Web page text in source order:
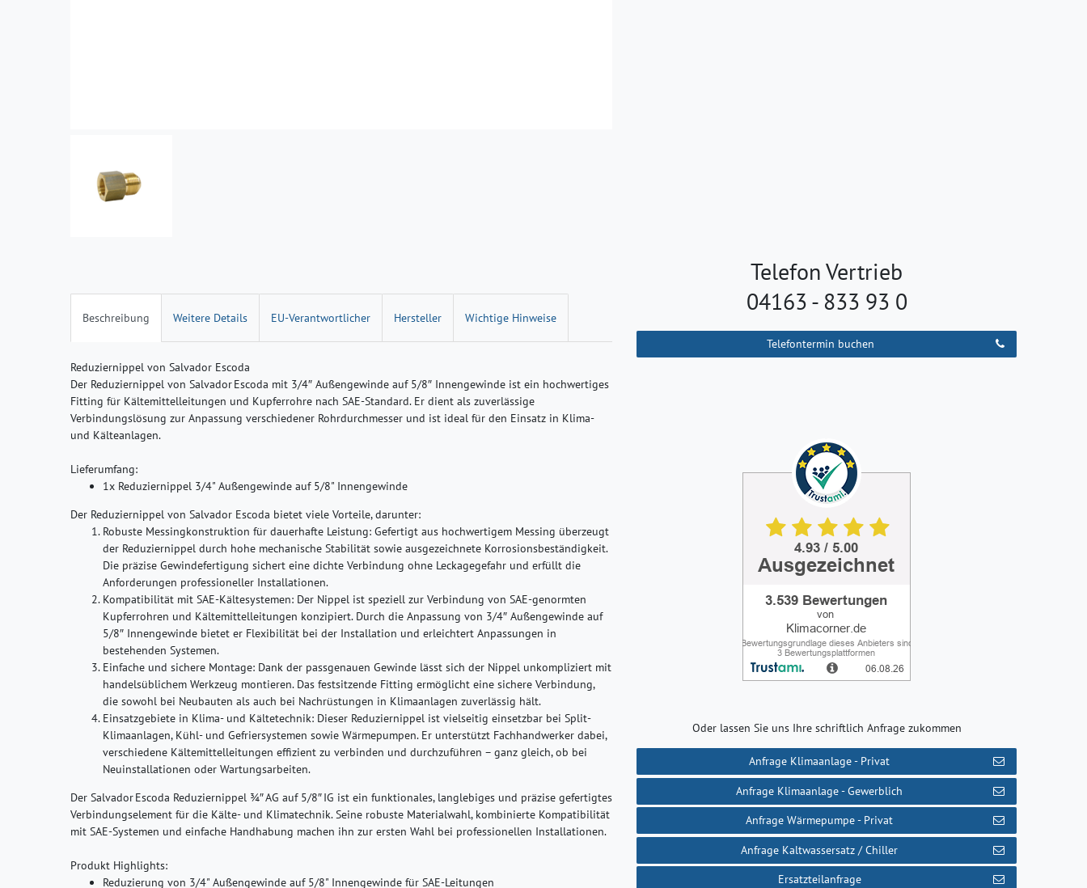
Beschreibung Weitere Details EU-Verantwortlicher Hersteller Wichtige Hinweise
Reduziernippel von Salvador Escoda
Der Reduziernippel von Salvador Escoda mit 3/4″ Außengewinde auf 5/8″ Innengewinde ist ein hochwertiges
Fitting für Kältemittelleitungen und Kupferrohre nach SAE-Standard. Er dient als zuverlässige
Verbindungslösung zur Anpassung verschiedener Rohrdurchmesser und ist ideal für den Einsatz in Klima‑
und Kälteanlagen.
Lieferumfang:
1x Reduziernippel 3/4" Außengewinde auf 5/8" Innengewinde
Der Reduziernippel von Salvador Escoda bietet viele Vorteile, darunter:
Robuste Messingkonstruktion für dauerhafte Leistung: Gefertigt aus hochwertigem Messing überzeugt
der Reduziernippel durch hohe mechanische Stabilität sowie ausgezeichnete Korrosionsbeständigkeit.
Die präzise Gewindefertigung sichert eine dichte Verbindung ohne Leckagegefahr und erfüllt die
Anforderungen professioneller Installationen.
Kompatibilität mit SAE-Kältesystemen: Der Nippel ist speziell zur Verbindung von SAE-genormten
Kupferrohren und Kältemittelleitungen konzipiert. Durch die Anpassung von 3/4″ Außengewinde auf
5/8″ Innengewinde bietet er Flexibilität bei der Installation und erleichtert Anpassungen in
bestehenden Systemen.
Einfache und sichere Montage: Dank der passgenauen Gewinde lässt sich der Nippel unkompliziert mit
handelsüblichem Werkzeug montieren. Das festsitzende Fitting ermöglicht eine sichere Verbindung,
die sowohl bei Neubauten als auch bei Nachrüstungen in Klimaanlagen zuverlässig hält.
Einsatzgebiete in Klima- und Kältetechnik: Dieser Reduziernippel ist vielseitig einsetzbar bei Split-
Klimaanlagen, Kühl‑ und Gefriersystemen sowie Wärmepumpen. Er unterstützt Fachhandwerker dabei,
verschiedene Kältemittelleitungen effizient zu verbinden und durchzuführen – ganz gleich, ob bei
Neuinstallationen oder Wartungsarbeiten.
Der Salvador Escoda Reduziernippel ¾″ AG auf 5/8″ IG ist ein funktionales, langlebiges und präzise gefertigtes
Verbindungselement für die Kälte‑ und Klimatechnik. Seine robuste Materialwahl, kombinierte Kompatibilität
mit SAE‑Systemen und einfache Handhabung machen ihn zur ersten Wahl bei professionellen Installationen.
Produkt Highlights:
Reduzierung von 3/4" Außengewinde auf 5/8" Innengewinde für SAE-Leitungen
Telefon Vertrieb
04163 - 833 93 0
Telefontermin buchen
Oder lassen Sie uns Ihre schriftlich Anfrage zukommen
Anfrage Klimaanlage - Privat
Anfrage Klimaanlage - Gewerblich
Anfrage Wärmepumpe - Privat
Anfrage Kaltwassersatz / Chiller
Ersatzteilanfrage